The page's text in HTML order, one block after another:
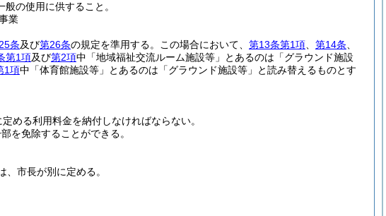
般の使用に供すること。
業
条及び第26条の規定を準用する。 この場合において、 第13条第1項 第14条
第1項及び第2項中「地域福祉交流ルーム施設等」とあるのは「グラウンド施設
1項中「体育館施設等」とあるのは「グラウンド施設等」と読み替えるものとす
定める利用料金を納付しなければならない。
を免除することができる。
市長が別に定める。